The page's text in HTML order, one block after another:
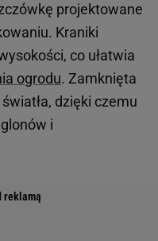
projektowane
Kraniki
co ułatwia
ogrodu. Zamknięta
dzięki czemu
i